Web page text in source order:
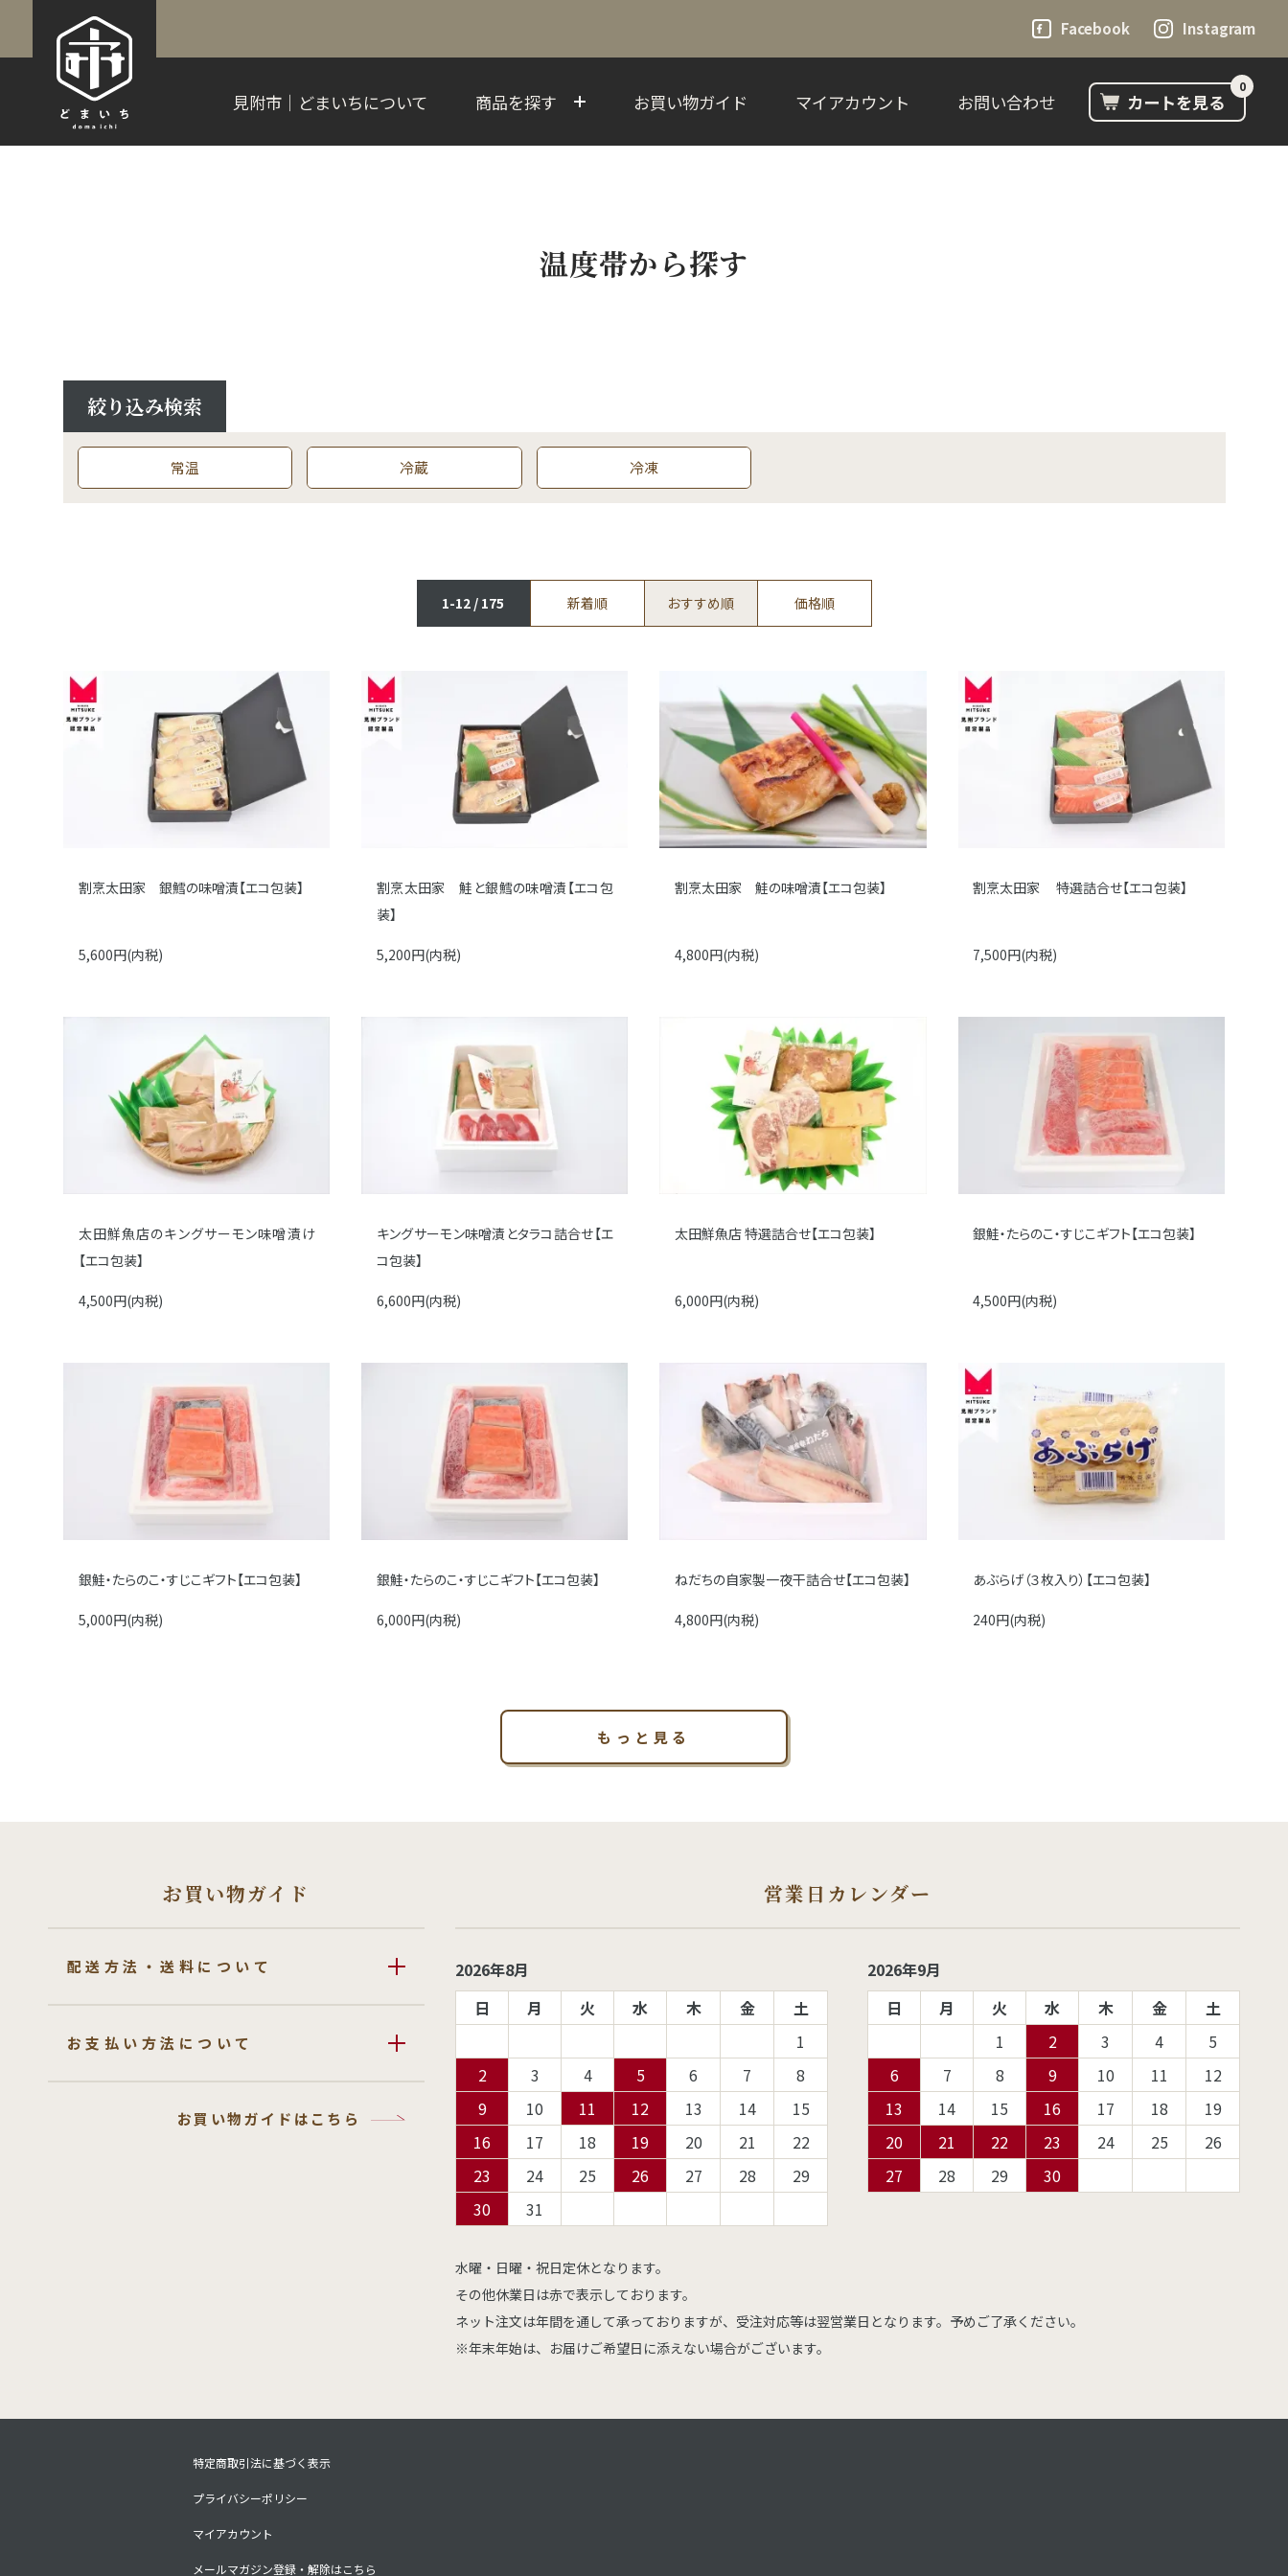
Facebook Instagram
見附市｜どまいちについて 商品を探す お買い物ガイド マイアカウント お問い合わせ カートを見る
0
温度帯から探す
絞り込み検索
常温 冷蔵 冷凍
1-12 / 175 新着順 おすすめ順 価格順
割烹太田家 銀鱈の味噌漬【エコ包装】
5,600円(内税)
割烹太田家 鮭と銀鱈の味噌漬【エコ包
装】
5,200円(内税)
割烹太田家 鮭の味噌漬【エコ包装】
4,800円(内税)
割烹太田家 特選詰合せ【エコ包装】
7,500円(内税)
太田鮮魚店のキングサーモン味噌漬け
【エコ包装】
4,500円(内税)
キングサーモン味噌漬とタラコ詰合せ【エ
コ包装】
6,600円(内税)
太田鮮魚店 特選詰合せ【エコ包装】
6,000円(内税)
銀鮭・たらのこ・すじこギフト【エコ包装】
4,500円(内税)
銀鮭・たらのこ・すじこギフト【エコ包装】
5,000円(内税)
銀鮭・たらのこ・すじこギフト【エコ包装】
6,000円(内税)
ねだちの自家製一夜干詰合せ【エコ包装】
4,800円(内税)
あぶらげ（３枚入り）【エコ包装】
240円(内税)
もっと見る
お買い物ガイド
配送方法・送料について
お支払い方法について
お買い物ガイドはこちら
営業日カレンダー
2026年8月
日
月 火 水 木 金
土
1
2
3 4 5 6 7
8
9
10 11 12 13 14
15
16
17 18 19 20 21
22
23
24 25 26 27 28
29
30
31
2026年9月
日
月 火 水 木 金
土
1
2 3 4
5
6
7 8 9 10 11
12
13
14 15 16 17 18
19
20
21 22 23 24 25
26
27
28 29 30
水曜・日曜・祝日定休となります。
その他休業日は赤で表示しております。
ネット注文は年間を通して承っておりますが、受注対応等は翌営業日となります。予めご了承ください。
※年末年始は、お届けご希望日に添えない場合がございます。
特定商取引法に基づく表示
プライバシーポリシー
マイアカウント
メールマガジン登録・解除はこちら